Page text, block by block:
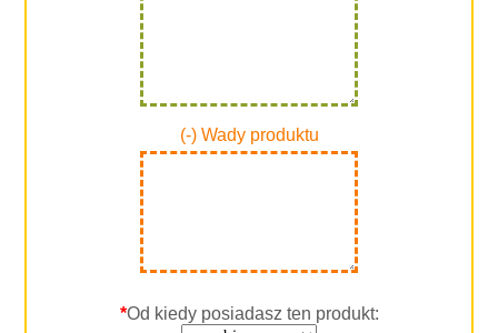
(-) Wady produktu
*Od kiedy posiadasz ten produkt: